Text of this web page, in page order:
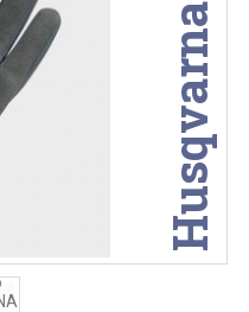
Husqvarna